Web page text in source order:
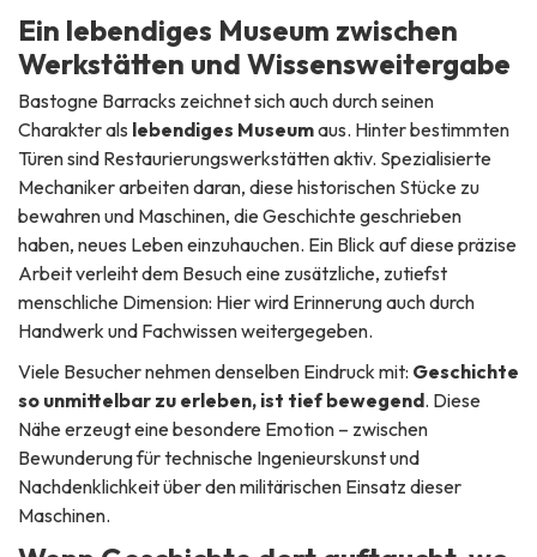
Ein lebendiges Museum zwischen
Werkstätten und Wissensweitergabe
Bastogne Barracks zeichnet sich auch durch seinen
Charakter als lebendiges Museumaus. Hinter bestimmten
Türen sind Restaurierungswerkstätten aktiv. Spezialisierte
Mechaniker arbeiten daran, diese historischen Stücke zu
bewahren und Maschinen, die Geschichte geschrieben
haben, neues Leben einzuhauchen. Ein Blick auf diese präzise
Arbeit verleiht dem Besuch eine zusätzliche, zutiefst
menschliche Dimension: Hier wird Erinnerung auch durch
Handwerk und Fachwissen weitergegeben.
Viele Besucher nehmen denselben Eindruck mit: Geschichte
so unmittelbar zu erleben, ist tief bewegend. Diese
Nähe erzeugt eine besondere Emotion – zwischen
Bewunderung für technische Ingenieurskunst und
Nachdenklichkeit über den militärischen Einsatz dieser
Maschinen.